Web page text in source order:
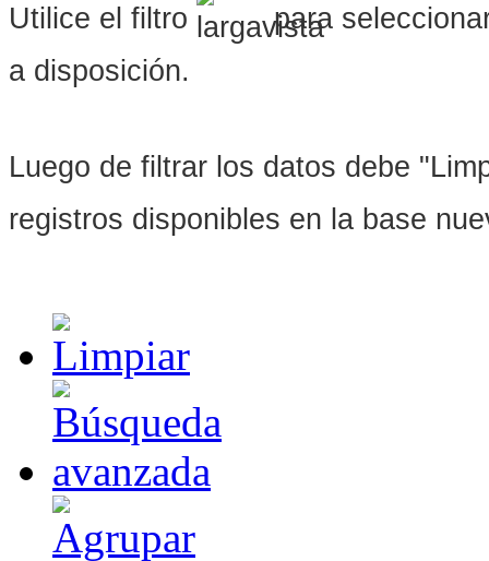
Utilice el filtro
para
a disposición.
Luego de filtrar los datos debe
registros disponibles en la base